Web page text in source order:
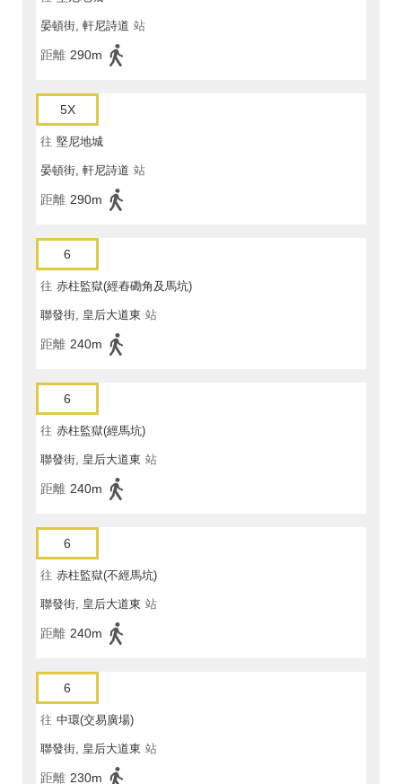
晏頓街, 軒尼詩道 站
距離 290m
5X
往 堅尼地城
晏頓街, 軒尼詩道 站
距離 290m
6
往 赤柱監獄(經舂磡角及馬坑)
聯發街, 皇后大道東 站
距離 240m
6
往 赤柱監獄(經馬坑)
聯發街, 皇后大道東 站
距離 240m
6
往 赤柱監獄(不經馬坑)
聯發街, 皇后大道東 站
距離 240m
6
往 中環(交易廣場)
聯發街, 皇后大道東 站
距離 230m